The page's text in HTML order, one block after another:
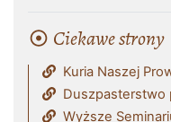
Ciekawe strony
Kuria Naszej
Duszpasterstwo
Wyższe